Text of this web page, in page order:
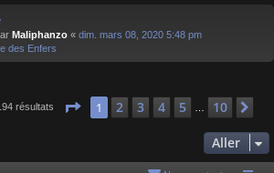
Maliphanzo « dim. mars 08, 2020 5:48 pm
des Enfers
résultats Page 1sur 10
1 2 3 4 5 10
Aller